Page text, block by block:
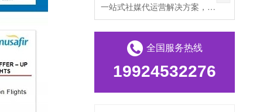
一站式社媒代运营解决方案，帮助出海企业打破文化壁垒，提升海外私域流量。
全国服务热线
19924532276